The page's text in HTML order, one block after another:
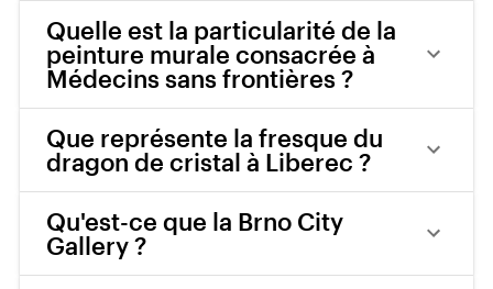
Quelle est la particularité de la
peinture murale consacrée à
Médecins sans frontières ?
Que représente la fresque du
dragon de cristal à Liberec ?
Qu'est-ce que la Brno City
Gallery ?